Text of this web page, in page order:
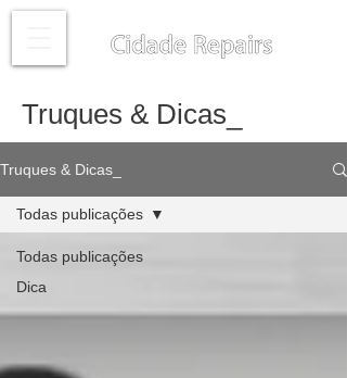
Truques & Dicas_
Truques & Dicas_
Todas publicações
Dica
Todas publicações